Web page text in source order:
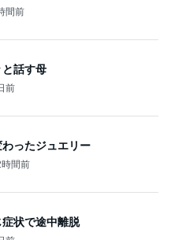
間前
話す母
前
ったジュエリー
間前
状で途中離脱